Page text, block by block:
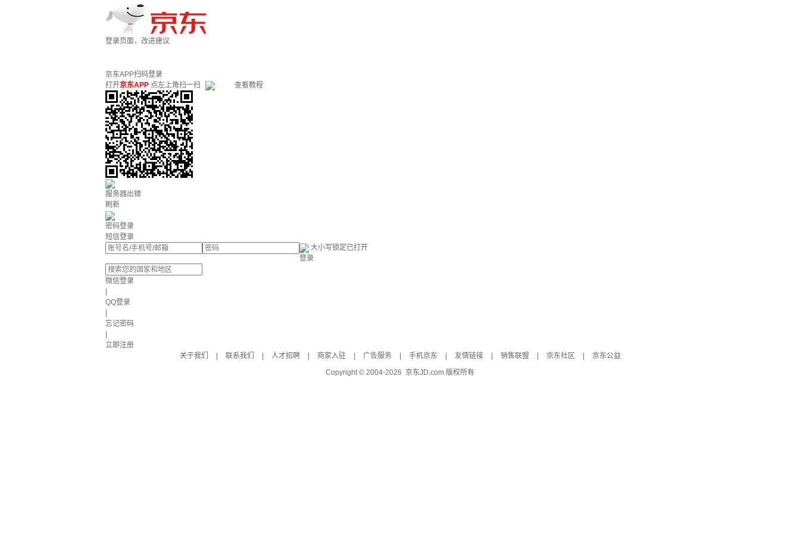
登录页面，改进建议
京东APP扫码登录
打开京东APP 点左上角扫一扫 查看教程
服务器出错
刷新
密码登录
短信登录
大小写锁定已打开
登录
微信登录
QQ登录
忘记密码
立即注册
关于我们
联系我们 人才招聘 商家入驻 广告服务 手机京东 友情链接 销售联盟 京东社区
京东公益
Copyright © 2004-2026 京东JD.com 版权所有